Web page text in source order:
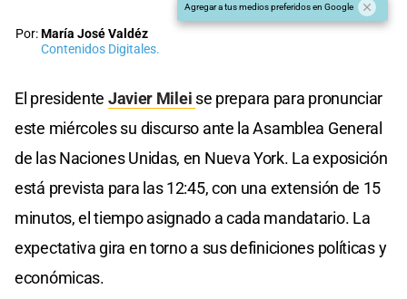
Agregar a tus medios preferidos en Google
Por:María José Valdéz
Contenidos Digitales.
El presidente Javier Milei se prepara para pronunciar
este miércoles su discurso ante la Asamblea General
de las Naciones Unidas, en Nueva York. La exposición
está prevista para las 12:45, con una extensión de 15
minutos, el tiempo asignado a cada mandatario. La
expectativa gira en torno a sus definiciones políticas y
económicas.